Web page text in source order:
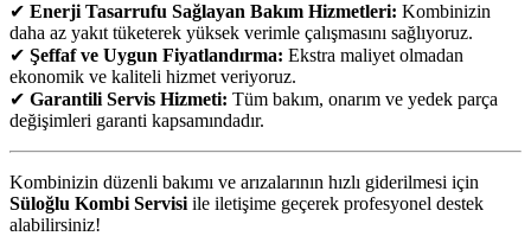
✔ Enerji Tasarrufu Sağlayan Bakım Hizmetleri: Kombinizin
daha az yakıt tüketerek yüksek verimle çalışmasını sağlıyoruz.
✔ Şeffaf ve Uygun Fiyatlandırma: Ekstra maliyet olmadan
ekonomik ve kaliteli hizmet veriyoruz.
✔ Garantili Servis Hizmeti: Tüm bakım, onarım ve yedek parça
değişimleri garanti kapsamındadır.
Kombinizin düzenli bakımı ve arızalarının hızlı giderilmesi için
Süloğlu Kombi Servisi ile iletişime geçerek profesyonel destek
alabilirsiniz!